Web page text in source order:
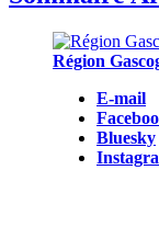
Région
E-mail
Bluesky